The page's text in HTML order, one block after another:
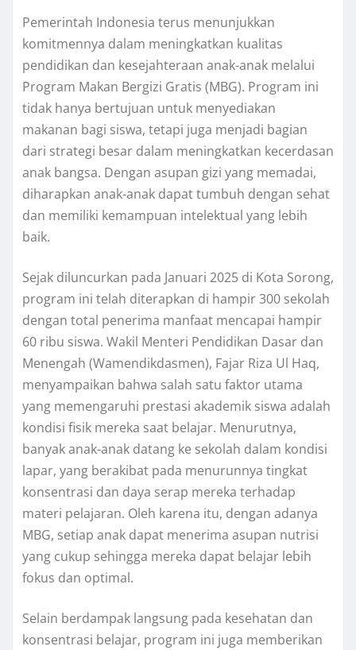
Pemerintah Indonesia terus menunjukkan
komitmennya dalam meningkatkan kualitas
pendidikan dan kesejahteraan anak-anak melalui
Program Makan Bergizi Gratis (MBG). Program ini
tidak hanya bertujuan untuk menyediakan
makanan bagi siswa, tetapi juga menjadi bagian
dari strategi besar dalam meningkatkan kecerdasan
anak bangsa. Dengan asupan gizi yang memadai,
diharapkan anak-anak dapat tumbuh dengan sehat
dan memiliki kemampuan intelektual yang lebih
baik.
Sejak diluncurkan pada Januari 2025 di Kota Sorong,
program ini telah diterapkan di hampir 300 sekolah
dengan total penerima manfaat mencapai hampir
60 ribu siswa. Wakil Menteri Pendidikan Dasar dan
Menengah (Wamendikdasmen), Fajar Riza Ul Haq,
menyampaikan bahwa salah satu faktor utama
yang memengaruhi prestasi akademik siswa adalah
kondisi fisik mereka saat belajar. Menurutnya,
banyak anak-anak datang ke sekolah dalam kondisi
lapar, yang berakibat pada menurunnya tingkat
konsentrasi dan daya serap mereka terhadap
materi pelajaran. Oleh karena itu, dengan adanya
MBG, setiap anak dapat menerima asupan nutrisi
yang cukup sehingga mereka dapat belajar lebih
fokus dan optimal.
Selain berdampak langsung pada kesehatan dan
konsentrasi belajar, program ini juga memberikan